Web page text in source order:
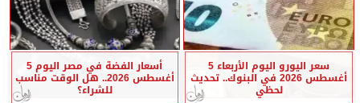
سعر اليورو اليوم الأربعاء 5
أغسطس 2026 في البنوك.. تحديث
لحظي
أسعار الفضة في مصر اليوم 5
أغسطس 2026.. هل الوقت مناسب
للشراء؟